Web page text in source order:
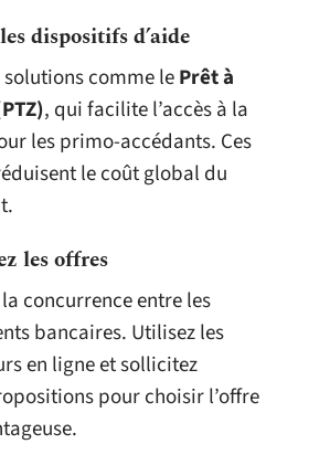
dispositifs d’aide
solutions comme lePrêt à
, qui facilite l’accès à la
les primo-accédants. Ces
le coût global du
les offres
concurrence entre les
bancaires. Utilisez les
en ligne et sollicitez
pour choisir l’offre